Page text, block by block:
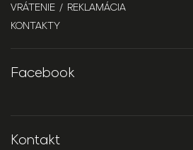
VRÁTENIE / REKLAMÁCIA
KONTAKTY
Facebook
Kontakt